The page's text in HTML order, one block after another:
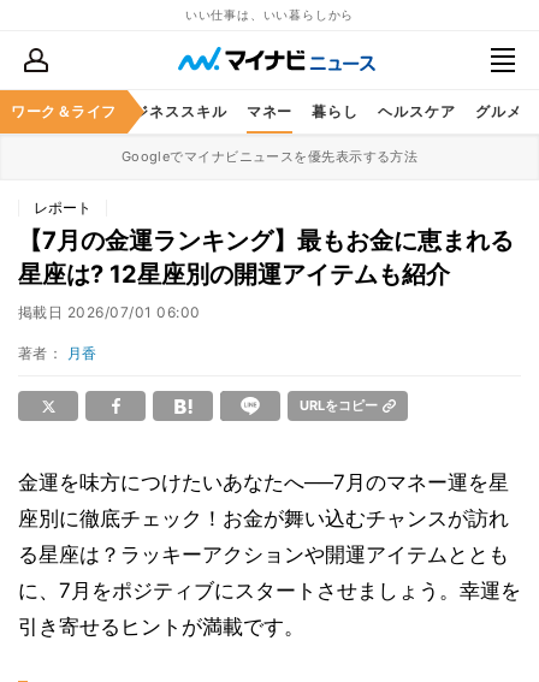
いい仕事は、いい暮らしから
ワーク＆ライフ
キャリア ビジネススキル マネー 暮らし ヘルスケア グルメ
Googleでマイナビニュースを優先表示する方法
レポート
【7月の金運ランキング】最もお金に恵まれる
星座は? 12星座別の開運アイテムも紹介
掲載日 2026/07/01 06:00
著者： 月香
URLをコピー
金運を味方につけたいあなたへ──7月のマネー運を星
座別に徹底チェック！お金が舞い込むチャンスが訪れ
る星座は？ラッキーアクションや開運アイテムととも
に、7月をポジティブにスタートさせましょう。幸運を
引き寄せるヒントが満載です。